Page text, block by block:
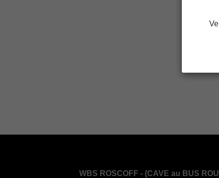
WBS ROSCOFF - (CAVE au BUS